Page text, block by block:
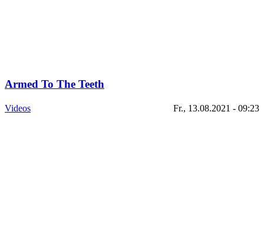
Armed To The Teeth
Videos Fr., 13.08.2021 - 09:23